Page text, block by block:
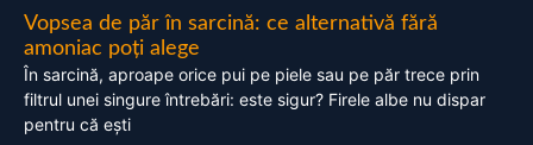
Vopsea de păr în sarcină: ce alternativă fără
amoniac poți alege
În sarcină, aproape orice pui pe piele sau pe păr trece prin
filtrul unei singure întrebări: este sigur? Firele albe nu dispar
pentru că ești